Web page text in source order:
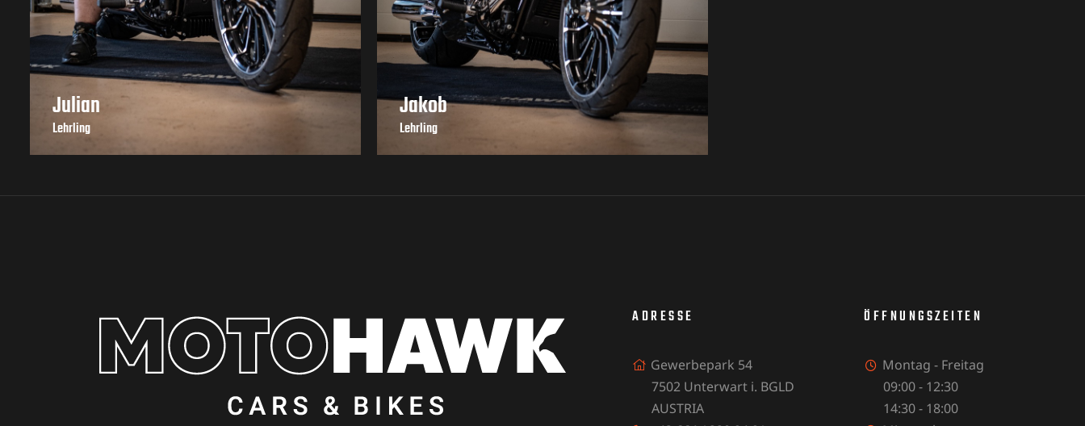
Julian
Lehrling
Jakob
Lehrling
ADRESSE
Gewerbepark 54
7502 Unterwart i. BGLD
AUSTRIA
ÖFFNUNGSZEITEN
Montag - Freitag
09:00 - 12:30
14:30 - 18:00